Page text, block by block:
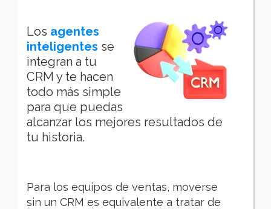
Los agentes
inteligentes se
integran a tu
CRM y te hacen
todo más simple
para que puedas
alcanzar los mejores resultados de
tu historia.
Para los equipos de ventas, moverse
sin un CRM es equivalente a tratar de